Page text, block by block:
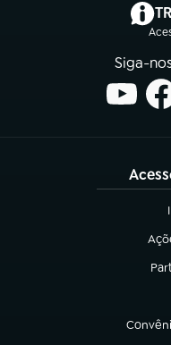
Siga-
(abre